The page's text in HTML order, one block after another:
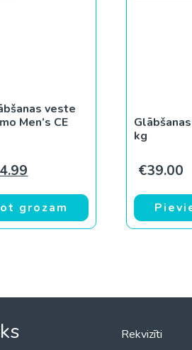
veste
Men’s CE
price was: €84.99.
Current price is: €74.99.
grozam
kg
€39.00
Rekvizīti